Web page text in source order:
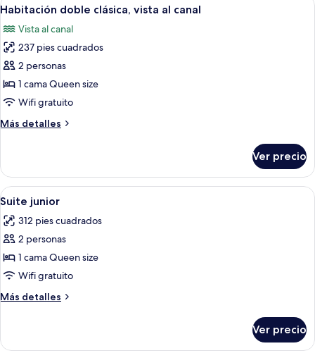
habitaciones
todas
las
fotos
de
Habitación
doble
vista
5
Habitación doble clásica, vista al canal
Vista al canal
237 pies cuadrados
2 personas
1 cama Queen size
Wifi gratuito
Más detalles
Más
doble
clásica,
vista
canal
Ver precio
Abrir
todas
las
fotos
de
Suite
junior
Una habitación con una mesa de
4
Suite junior
312 pies cuadrados
2 personas
1 cama Queen size
Wifi gratuito
Más detalles
Más
junior
Ver precio